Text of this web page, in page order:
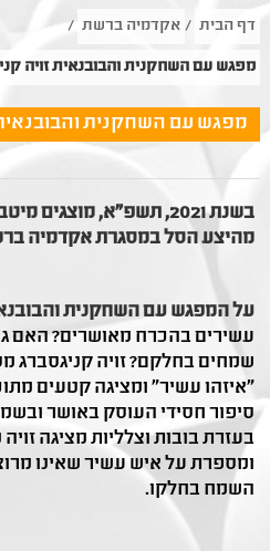
דף הבית / אקדמיה ברשת /
מפגש עם השחקנית והבובנאית זויה
מפגש עם השחקנית
בשנת 2021, תשפ"א,
מהיצע הסל במסגרת אקדמיה
על המפגש עם השחקנית
עשירים בהכרח מאושרים? האם
שמחים בחלקם? זויה קניגסברג
"איזהו עשיר" ומציגה קטעים
סיפור חסידי העוסק באושר
בעזרת בובות וצלליות מציגה
ומספרת על איש עשיר שאינו
השמח בחלקו.